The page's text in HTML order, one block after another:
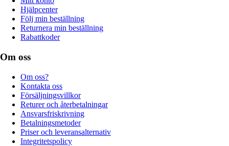
Hjälpcenter
Följ min beställning
Returnera min beställning
Rabattkoder
Om oss
Om oss?
Kontakta oss
Försäljningsvillkor
Returer och återbetalningar
Ansvarsfriskrivning
Betalningsmetoder
Priser och leveransalternativ
Integritetspolicy